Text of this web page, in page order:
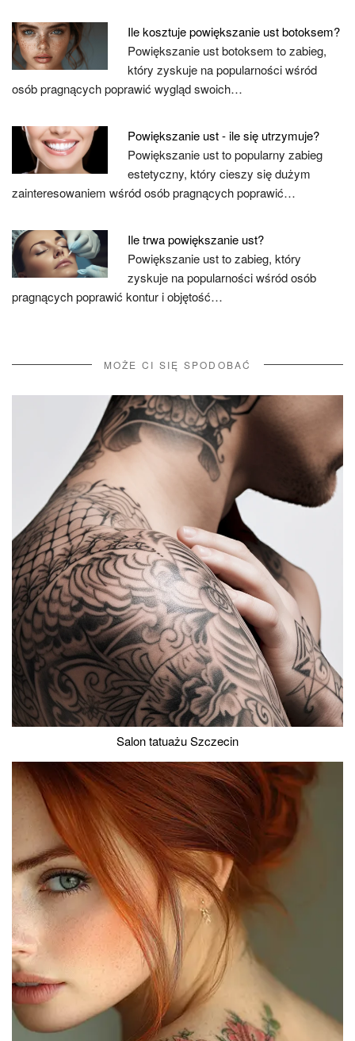
Ile kosztuje powiększanie ust botoksem?
Powiększanie ust botoksem to zabieg,
który zyskuje na popularności wśród
osób pragnących poprawić wygląd swoich…
Powiększanie ust - ile się utrzymuje?
Powiększanie ust to popularny zabieg
estetyczny, który cieszy się dużym
zainteresowaniem wśród osób pragnących poprawić…
Ile trwa powiększanie ust?
Powiększanie ust to zabieg, który
zyskuje na popularności wśród osób
pragnących poprawić kontur i objętość…
MOŻE CI SIĘ SPODOBAĆ
Salon tatuażu Szczecin